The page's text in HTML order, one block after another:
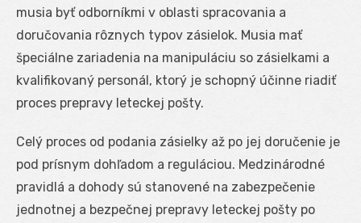
musia byť odborníkmi v oblasti spracovania a
doručovania rôznych typov zásielok. Musia mať
špeciálne zariadenia na manipuláciu so zásielkami a
kvalifikovaný personál, ktorý je schopný účinne riadiť
proces prepravy leteckej pošty.
Celý proces od podania zásielky až po jej doručenie je
pod prísnym dohľadom a reguláciou. Medzinárodné
pravidlá a dohody sú stanovené na zabezpečenie
jednotnej a bezpečnej prepravy leteckej pošty po